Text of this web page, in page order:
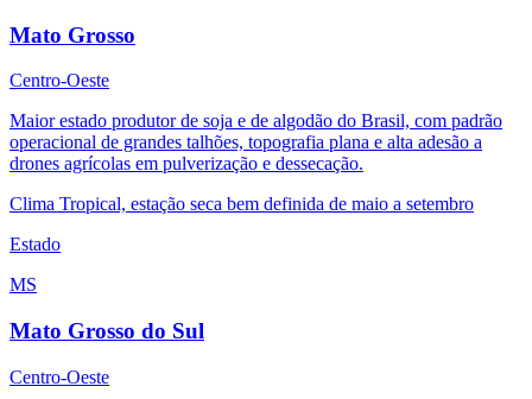
Mato Grosso
Centro-Oeste
Maior estado produtor de soja e de algodão do Brasil, com padrão
operacional de grandes talhões, topografia plana e alta adesão a
drones agrícolas em pulverização e dessecação.
Clima Tropical, estação seca bem definida de maio a setembro
Estado
MS
Mato Grosso do Sul
Centro-Oeste